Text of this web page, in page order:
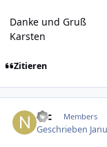
Danke und Gruß
Karsten
Zitieren
Nic Members
Geschrieben